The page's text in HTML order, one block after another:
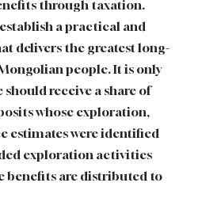
through taxation.
a practical and
delivers the greatest long-
people. It is only
receive a share of
whose exploration,
estimates were identified
exploration activities
benefits are distributed to